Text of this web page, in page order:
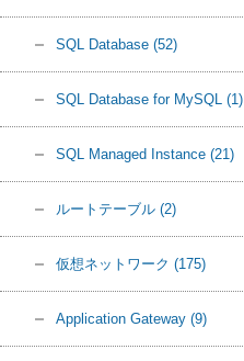
SQL Database (52)
SQL Database for MySQL (1)
SQL Managed Instance (21)
ルートテーブル (2)
仮想ネットワーク (175)
Application Gateway (9)